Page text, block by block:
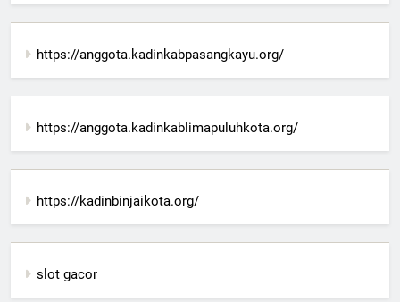
https://anggota.kadinkabpasangkayu.org/
https://anggota.kadinkablimapuluhkota.org/
https://kadinbinjaikota.org/
slot gacor